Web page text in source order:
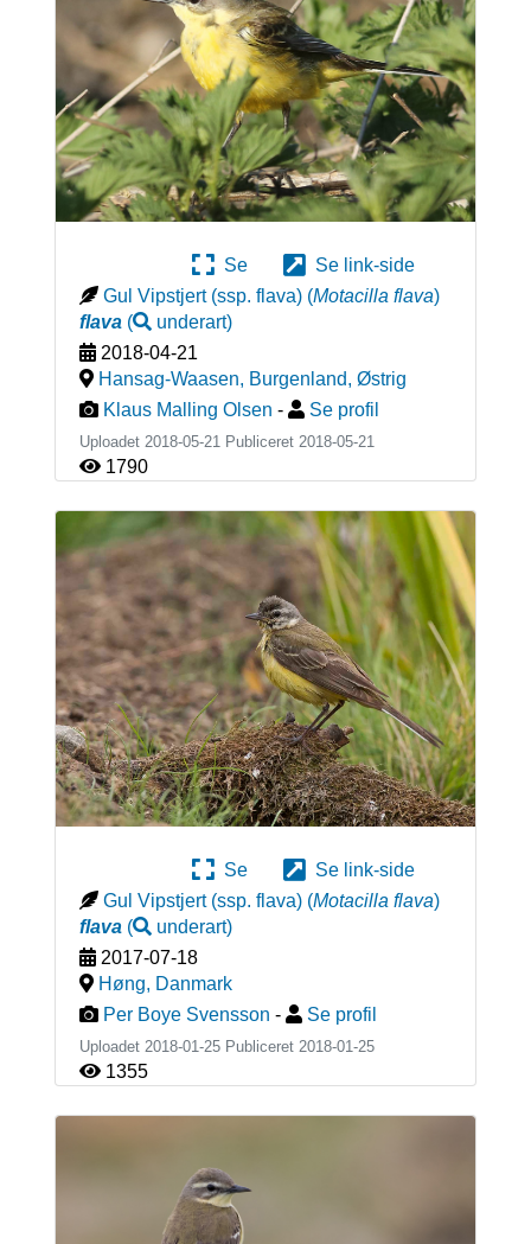
Se
Se link-side
Gul Vipstjert (ssp. flava) (Motacilla flava)
flava( underart)
2018-04-21
Hansag-Waasen, Burgenland, Østrig
Klaus Malling Olsen - Se profil
Uploadet 2018-05-21 Publiceret 2018-05-21
1790
Se
Se link-side
Gul Vipstjert (ssp. flava) (Motacilla flava)
flava( underart)
2017-07-18
Høng, Danmark
Per Boye Svensson - Se profil
Uploadet 2018-01-25 Publiceret 2018-01-25
1355